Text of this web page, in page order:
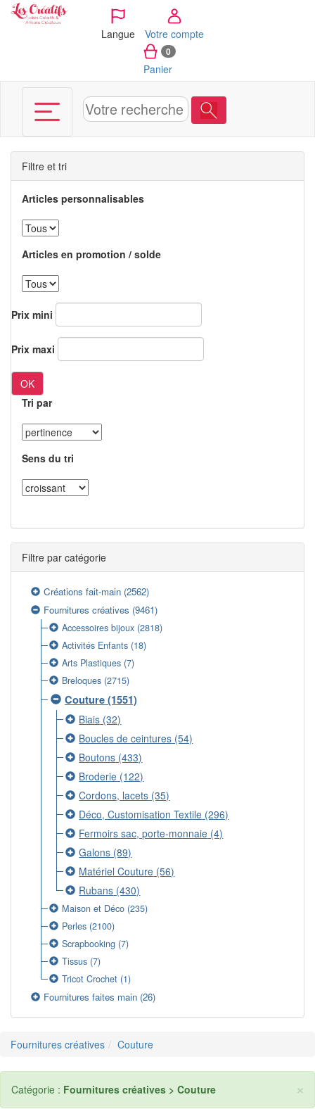
Langue Votre compte
0
Panier
Filtre et tri
Articles personnalisables
Articles en promotion / solde
Prix mini
Prix maxi
OK
Tri par
Sens du tri
Filtre par catégorie
Créations fait-main (2562)
Fournitures créatives (9461)
Accessoires bijoux (2818)
Activités Enfants (18)
Arts Plastiques (7)
Breloques (2715)
Couture (1551)
Biais (32)
Boucles de ceintures (54)
Boutons (433)
Broderie (122)
Cordons, lacets (35)
Déco, Customisation Textile (296)
Fermoirs sac, porte-monnaie (4)
Galons (89)
Matériel Couture (56)
Rubans (430)
Maison et Déco (235)
Perles (2100)
Scrapbooking (7)
Tissus (7)
Tricot Crochet (1)
Fournitures faites main (26)
Fournitures créatives Couture
×
Catégorie : Fournitures créatives > Couture
Panneau de gestion des cookies